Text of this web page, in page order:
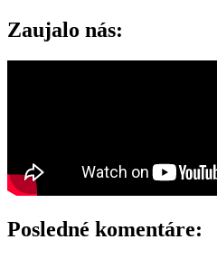
Zaujalo nás:
Posledné komentáre: